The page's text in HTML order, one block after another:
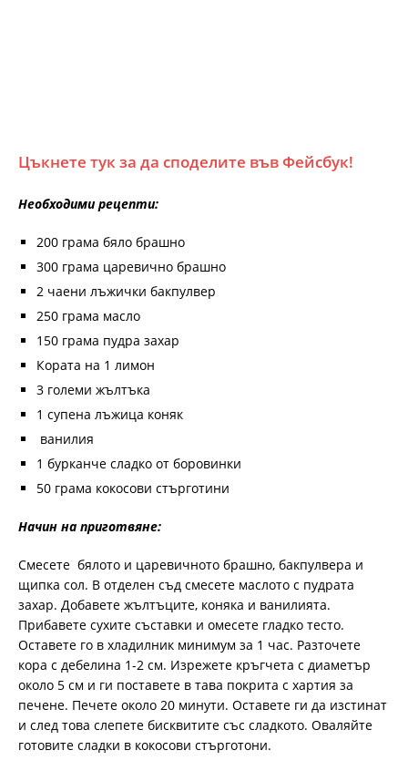
Цъкнете тук за да споделите във Фейсбук!
Необходими рецепти:
200 грама бяло брашно
300 грама царевично брашно
2 чаени лъжички бакпулвер
250 грама масло
150 грама пудра захар
Кората на 1 лимон
3 големи жълтъка
1 супена лъжица коняк
ванилия
1 бурканче сладко от боровинки
50 грама кокосови стърготини
Начин на приготвяне:
Смесете бялото и царевичното брашно, бакпулвера и
щипка сол. В отделен съд смесете маслото с пудрата
захар. Добавете жълтъците, коняка и ванилията.
Прибавете сухите съставки и омесете гладко тесто.
Оставете го в хладилник минимум за 1 час. Разточете
кора с дебелина 1-2 см. Изрежете кръгчета с диаметър
около 5 см и ги поставете в тава покрита с хартия за
печене. Печете около 20 минути. Оставете ги да изстинат
и след това слепете бисквитите със сладкото. Оваляйте
готовите сладки в кокосови стърготони.